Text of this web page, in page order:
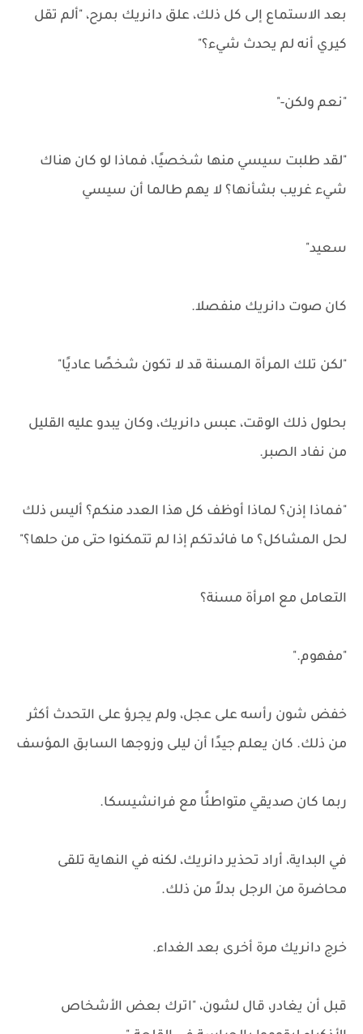
بعد الاستماع إلى كل ذلك، علق دانريك بمرح، "ألم تقل
كيري أنه لم يحدث شيء؟"
"نعم ولكن-"
"لقد طلبت سيسي منها شخصيًا، فماذا لو كان هناك
شيء غريب بشأنها؟ لا يهم طالما أن سيسي
سعيد"
كان صوت دانريك منفصلا.
"لكن تلك المرأة المسنة قد لا تكون شخصًا عاديًا"
بحلول ذلك الوقت، عبس دانريك، وكان يبدو عليه القليل
من نفاد الصبر.
"فماذا إذن؟ لماذا أوظف كل هذا العدد منكم؟ أليس ذلك
لحل المشاكل؟ ما فائدتكم إذا لم تتمكنوا حتى من حلها؟"
التعامل مع امرأة مسنة؟
"مفهوم."
خفض شون رأسه على عجل، ولم يجرؤ على التحدث أكثر
من ذلك. كان يعلم جيدًا أن ليلى وزوجها السابق المؤسف
ربما كان صديقي متواطئًا مع فرانشيسكا.
في البداية، أراد تحذير دانريك، لكنه في النهاية تلقى
محاضرة من الرجل بدلاً من ذلك.
خرج دانريك مرة أخرى بعد الغداء.
قبل أن يغادر، قال لشون، "اترك بعض الأشخاص